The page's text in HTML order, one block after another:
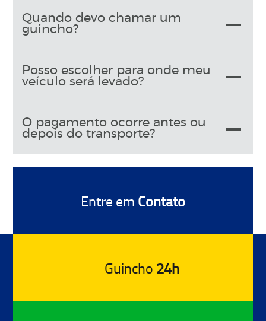
Quando devo chamar um
guincho?
Posso escolher para onde meu
veículo será levado?
O pagamento ocorre antes ou
depois do transporte?
Guincho 24h
Entre em Contato